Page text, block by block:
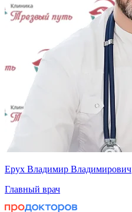
Ерух Владимир Владимирович
Главный врач